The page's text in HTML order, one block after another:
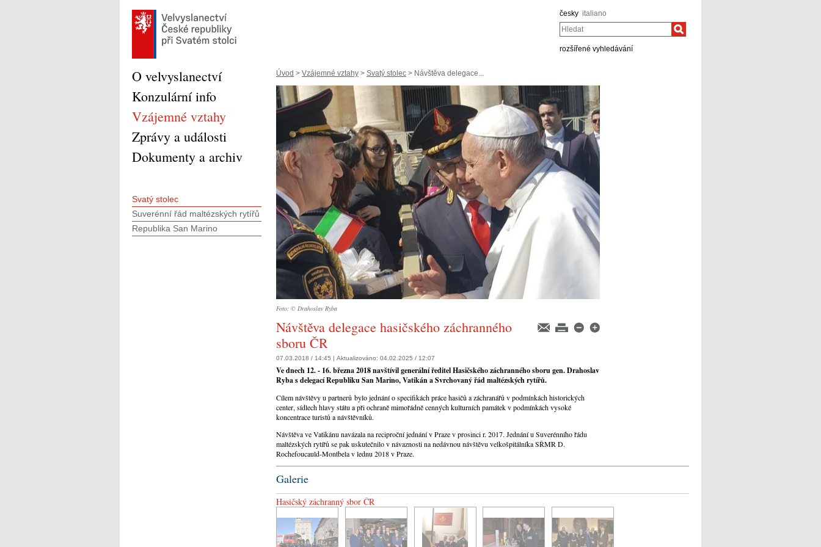
česky italiano
Hledat
rozšířené vyhledávání
Úvod > Vzájemné vztahy > Svatý stolec > Návštěva delegace...
Foto: © Drahoslav Ryba
Návštěva delegace hasičského záchranného
sboru ČR
07.03.2018 / 14:45 | Aktualizováno: 04.02.2025 / 12:07
Ve dnech 12. - 16. března 2018 navštívil generální ředitel Hasičského záchranného sboru gen. Drahoslav
Ryba s delegací Republiku San Marino, Vatikán a Svrchovaný řád maltézských rytířů.
Cílem návštěvy u partnerů bylo jednání o specifikách práce hasičů a záchranářů v podmínkách historických
center, sídlech hlavy státu a při ochraně mimořádně cenných kulturních památek v podmínkách vysoké
koncentrace turistů a návštěvníků.
Návštěva ve Vatikánu navázala na reciproční jednání v Praze v prosinci r. 2017. Jednání u Suverénního řádu
maltézských rytířů se pak uskutečnilo v návaznosti na nedávnou návštěvu velkošpitálníka SŘMR D.
Rochefoucauld-Montbela v lednu 2018 v Praze.
Galerie
Hasičský záchranný sbor ČR
O velvyslanectví
Konzulární info
Vzájemné vztahy
Zprávy a události
Dokumenty a archiv
Svatý stolec
Suverénní řád maltézských rytířů
Republika San Marino